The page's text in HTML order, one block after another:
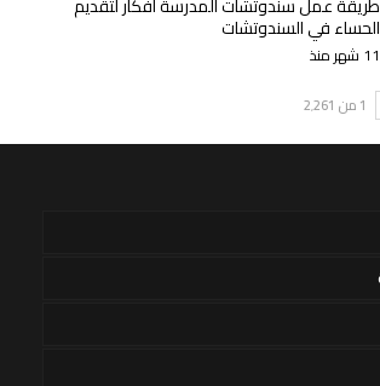
الحساء في السندوتشات
11 شهر منذ
1 من 2٬261